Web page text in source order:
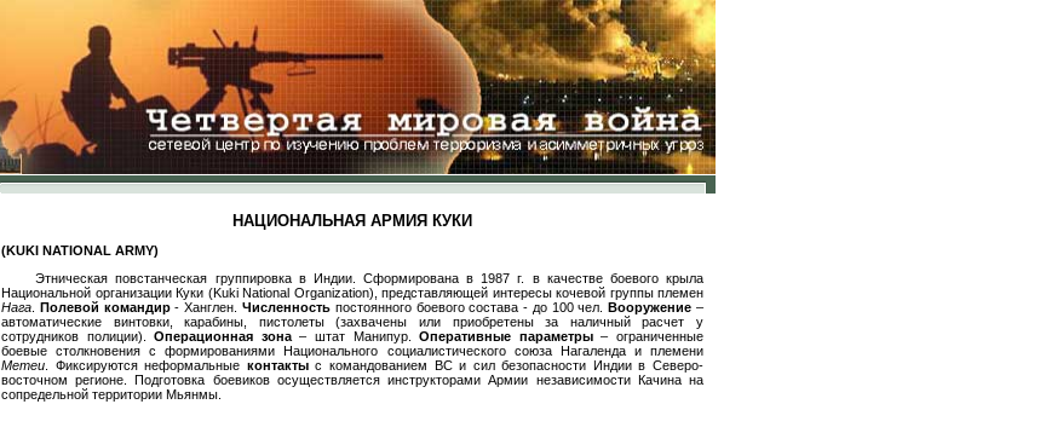
НАЦИОНАЛЬНАЯ АРМИЯ КУКИ
(KUKI NATIONAL ARMY)
Этническая повстанческая группировка в Индии. Сформирована в 1987 г. в качестве боевого крыла
Национальной организации Куки (Kuki National Organization), представляющей интересы кочевой группы племен
Нага Полевой командир- Ханглен. Численность постоянного боевого состава - до 100 чел.Вооружение –
автоматические винтовки, карабины, пистолеты (захвачены или приобретены за наличный расчет у
сотрудников полиции).Операционная зона– штат Манипур.Оперативные параметры– ограниченные
боевые столкновения с формированиями Национального социалистического союза Нагаленда и племени
Метеи . Фиксируются неформальные контактыс командованием ВС и сил безопасности Индии в Северо-
восточном регионе. Подготовка боевиков осуществляется инструкторами Армии независимости Качина на
сопредельной территории Мьянмы.